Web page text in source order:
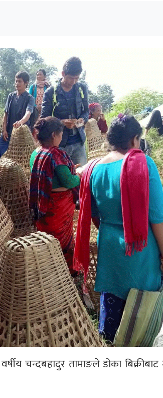
चन्दबहादुर तामाङले डोका